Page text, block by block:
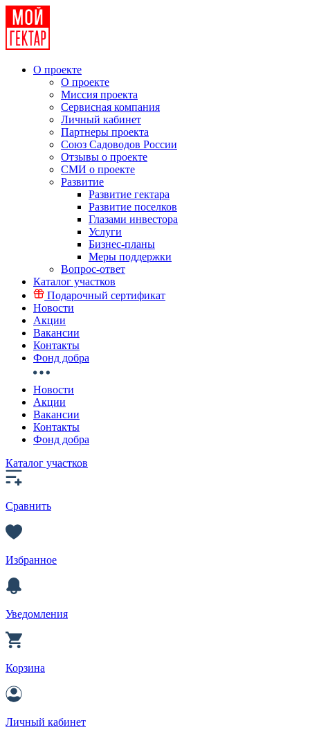
О проекте
О проекте
Миссия проекта
Сервисная компания
Личный кабинет
Партнеры проекта
Союз Садоводов России
Отзывы о проекте
СМИ о проекте
Развитие
Развитие гектара
Развитие поселков
Глазами инвестора
Услуги
Бизнес-планы
Меры поддержки
Вопрос-ответ
Каталог участков
Подарочный сертификат
Новости
Акции
Вакансии
Контакты
Фонд добра
Новости
Акции
Вакансии
Контакты
Фонд добра
Каталог участков
Сравнить
Избранное
Уведомления
Корзина
Личный кабинет